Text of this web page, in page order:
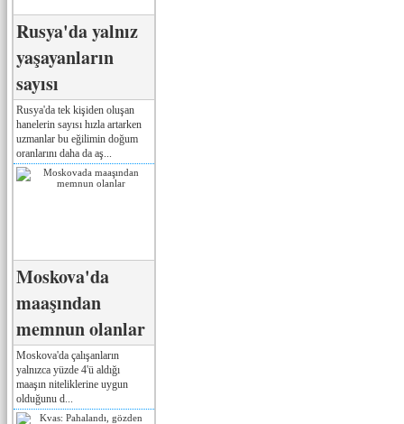
Rusya'da yalnız
yaşayanların
sayısı
Rusya'da tek kişiden oluşan
hanelerin sayısı hızla artarken
uzmanlar bu eğilimin doğum
oranlarını daha da aş...
Moskova'da
maaşından
memnun olanlar
Moskova'da çalışanların
yalnızca yüzde 4'ü aldığı
maaşın niteliklerine uygun
olduğunu d...